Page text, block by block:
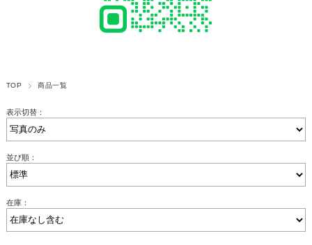
TOP 商品一覧
表示切替：
並び順：
在庫：